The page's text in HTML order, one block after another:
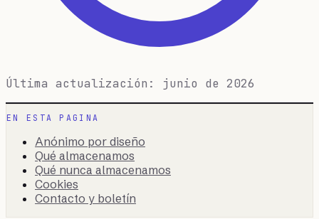
Última actualización: junio de 2026
EN ESTA PAGINA
Anónimo por diseño
Qué almacenamos
Qué nunca almacenamos
Cookies
Contacto y boletín